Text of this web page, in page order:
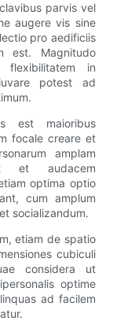
parvis vel
augere vis sine
pro aedificiis
est. Magnitudo
flexibilitatem in
potest ad
est maioribus
focale creare et
amplam
et audacem
optima optio
cum amplum
socializandum.
etiam de spatio
cubiculi
considera ut
optime
ad facilem